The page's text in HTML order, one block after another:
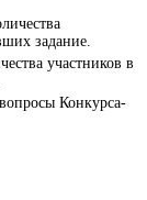
задание.
участников в
Конкурса-